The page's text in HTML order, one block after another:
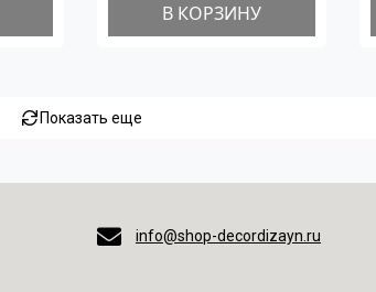
В КОРЗИНУ
Показать еще
info@shop-decordizayn.ru